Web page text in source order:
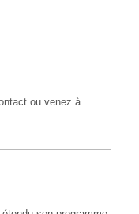
ou venez à